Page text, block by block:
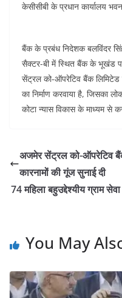
केसीसीबी के प्रधान कार्यालय
बैंक के प्रबंध निदेशक बलविंदर
सैक्टर-बी में स्थित बैंक के भूखंड
सेंट्रल को-ऑपरेटिव बैंक लिमिटेड
का निर्माण करवाया है, जिसका
कोटा न्यास विकास के माध्यम से
अजमेर सेंट्रल को-ऑपरेटिव बैंक
कारनामों की गूंज सुनाई दी
74 महिला बहुउद्देश्यीय ग्राम
You May